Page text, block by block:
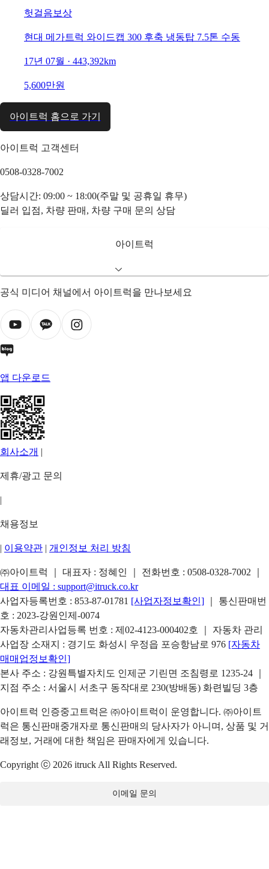
헛걸음보상
현대 메가트럭 와이드캡 300 후축 냉동탑 7.5톤 수동
17년 07월 · 443,392km
5,600만원
아이트럭 홈으로 가기
아이트럭 고객센터
0508-0328-7002
상담시간: 09:00 ~ 18:00(주말 및 공휴일 휴무)
딜러 입점, 차량 판매, 차량 구매 문의 상담
아이트럭
공식 미디어 채널에서 아이트럭을 만나보세요
앱 다운로드
회사소개 |
제휴/광고 문의
|
채용정보
| 이용약관 | 개인정보 처리 방침
㈜아이트럭 ｜ 대표자 : 정혜인 ｜ 전화번호 : 0508-0328-7002
대표 이메일 : support@itruck.co.kr
사업자등록번호 : 853-87-01781 [사업자정보확인]
｜ 통신판매번
호 : 2023-강원인제-0074
자동차관리사업등록 번호 : 제02-4123-000402호 ｜ 자동차 관리
사업장 소재지 : 경기도 화성시 우정읍 포승항남로 976 [자동차
매매업정보확인]
본사 주소 : 강원특별자치도 인제군 기린면 조침령로 1235-24 ｜
지점 주소 : 서울시 서초구 동작대로 230(방배동) 화련빌딩 3층
아이트럭 인증중고트럭은 ㈜아이트럭이 운영합니다. ㈜아이트
럭은 통신판매중개자로 통신판매의 당사자가 아니며, 상품 및 거
래정보, 거래에 대한 책임은 판매자에게 있습니다.
Copyright ⓒ 2026 itruck All Rights Reserved.
이메일 문의